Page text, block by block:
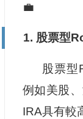
💼
1. 股票型
股票型
例如美股
IRA具有較